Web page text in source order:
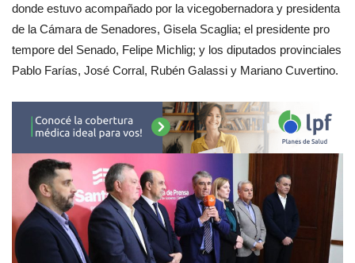
donde estuvo acompañado por la vicegobernadora y presidenta
de la Cámara de Senadores, Gisela Scaglia; el presidente pro
tempore del Senado, Felipe Michlig; y los diputados provinciales
Pablo Farías, José Corral, Rubén Galassi y Mariano Cuvertino.